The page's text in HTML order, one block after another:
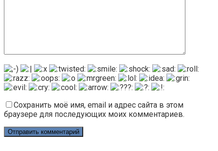
Сохранить моё имя, email и адрес сайта в этом
браузере для последующих моих комментариев.